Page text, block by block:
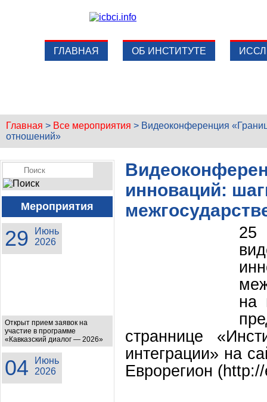
ГЛАВНАЯ ОБ ИНСТИТУТЕ
Главная > Все мероприятия > Видеоконференция
отношений»
Мероприятия
29
Июнь
2026
Открыт прием заявок на
участие в программе
«Кавказский диалог — 2026»
04
Июнь
2026
инноваций:
25
на
страннице
интеграции» на
Еврорегион